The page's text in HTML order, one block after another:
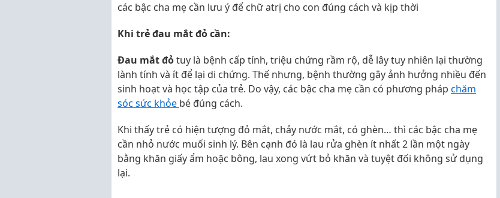
các bậc cha mẹ cần lưu ý để chữ atrị cho con đúng cách và kịp thời
Khi trẻ đau mắt đỏ cần:
Đau mắt đỏtuy là bệnh cấp tính, triệu chứng rầm rộ, dễ lây tuy nhiên lại thường
lành tính và ít để lại di chứng. Thế nhưng, bệnh thường gây ảnh hưởng nhiều đến
sinh hoạt và học tập của trẻ. Do vậy, các bậc cha mẹ cần có phương pháp chăm
sóc sức khỏe bé đúng cách.
Khi thấy trẻ có hiện tượng đỏ mắt, chảy nước mắt, có ghèn… thì các bậc cha mẹ
cần nhỏ nước muối sinh lý. Bên cạnh đó là lau rửa ghèn ít nhất 2 lần một ngày
bằng khăn giấy ẩm hoặc bông, lau xong vứt bỏ khăn và tuyệt đối không sử dụng
lại.